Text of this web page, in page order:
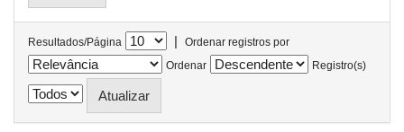
Resultados/Página |
Ordenar registros por
Ordenar
Registro(s)